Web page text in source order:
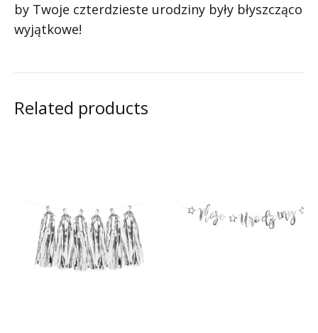
by Twoje czterdzieste urodziny były błyszcząco
wyjątkowe!
Related products